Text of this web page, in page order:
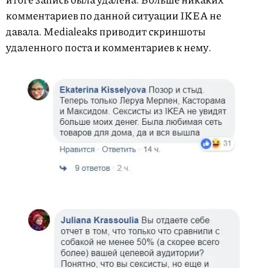
комментариев по данной ситуации IKEA не
давала. Medialeaks приводит скриншоты
удаленного поста и комментариев к нему.